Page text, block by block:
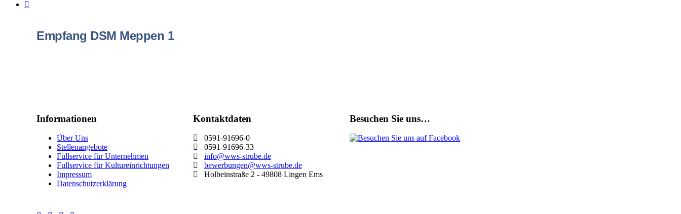
Empfang DSM Meppen 1
Informationen
Über Uns
Stellenangebote
Fullservice für Unternehmen
Fullservice für Kultureinrichtungen
Impressum
Datenschutzerklärung
Kontaktdaten
0591-91696-0
0591-91696-33
info@wws-strube.de
bewerbungen@wws-strube.de
Holbeinstraße 2 - 49808 Lingen Ems
Besuchen Sie uns…